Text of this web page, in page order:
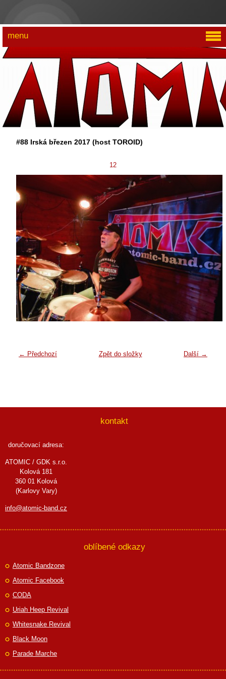
#88 Irská březen 2017 (host TOROID)
12
← Předchozí Další →
Zpět do složky
menu
kontakt
doručovací adresa:
ATOMIC / GDK s.r.o.
Kolová 181
360 01 Kolová
(Karlovy Vary)
info@atomic-band.cz
oblíbené odkazy
Atomic Bandzone
Atomic Facebook
CODA
Uriah Heep Revival
Whitesnake Revival
Black Moon
Parade Marche